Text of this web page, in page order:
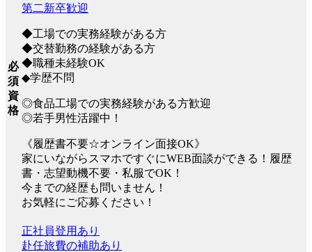
必
須
資
格
第二新卒歓迎
◆工場での実務経験がある方
◆交替勤務の経験がある方
◆職種未経験OK
◆学歴不問
◎食品工場での実務経験がある方歓迎
◎若手男性活躍中！
《履歴書不要☆オンライン面接OK》
家にいながらスマホですぐにWEB面談ができる！履歴
書・志望動機不要・私服でOK！
今までの経歴も問いません！
お気軽にご応募ください！
正社員登用あり
赴任旅費の補助あり